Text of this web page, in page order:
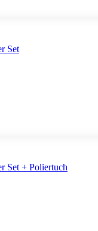
Set
Set + Poliertuch